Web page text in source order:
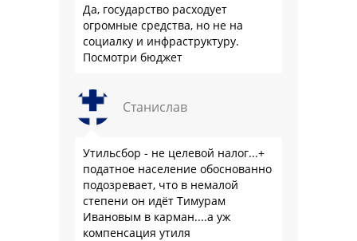
Да, государство расходует
огромные средства, но не на
социалку и инфраструктуру.
Посмотри бюджет
Станислав
Утильсбор - не целевой налог...+
податное население обоснованно
подозревает, что в немалой
степени он идёт Тимурам
Ивановым в карман....а уж
компенсация утиля